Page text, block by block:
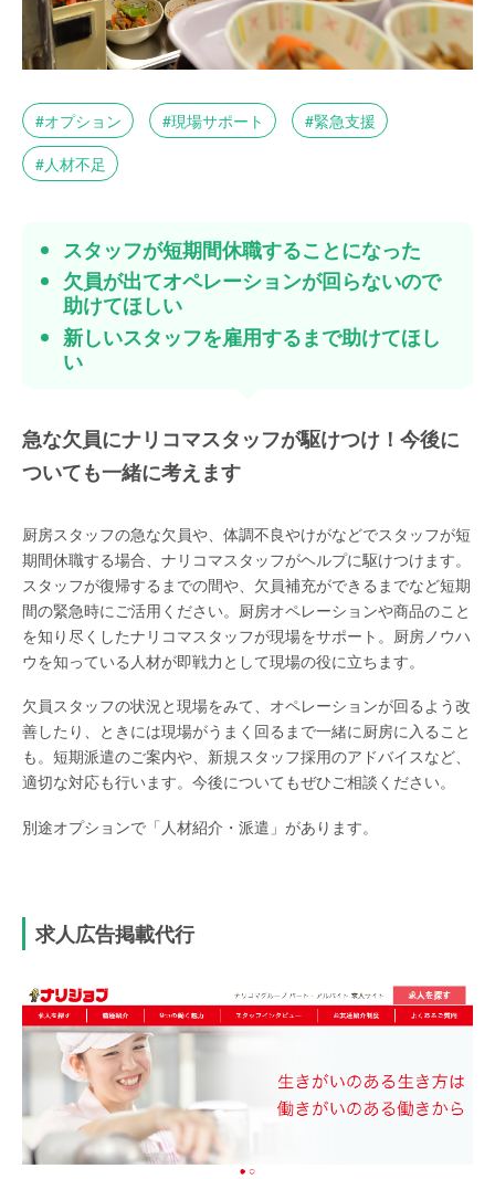
オプション 現場サポート
緊急支援
人材不足
スタッフが短期間休職することになった
欠員が出てオペレーションが回らないので
助けてほしい
新しいスタッフを雇用するまで助けてほし
い
急な欠員にナリコマスタッフが駆けつけ！今後に
ついても一緒に考えます
厨房スタッフの急な欠員や、体調不良やけがなどでスタッフが短
期間休職する場合、ナリコマスタッフがヘルプに駆けつけます。
スタッフが復帰するまでの間や、欠員補充ができるまでなど短期
間の緊急時にご活用ください。厨房オペレーションや商品のこと
を知り尽くしたナリコマスタッフが現場をサポート。厨房ノウハ
ウを知っている人材が即戦力として現場の役に立ちます。
欠員スタッフの状況と現場をみて、オペレーションが回るよう改
善したり、ときには現場がうまく回るまで一緒に厨房に入ること
も。短期派遣のご案内や、新規スタッフ採用のアドバイスなど、
適切な対応も行います。今後についてもぜひご相談ください。
別途オプションで「人材紹介・派遣」があります。
求人広告掲載代行